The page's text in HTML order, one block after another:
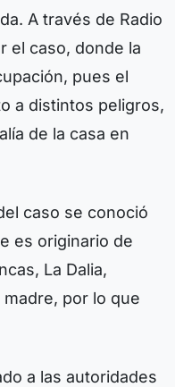
A través de Radio
el caso, donde la
pues el
a distintos peligros,
de la casa en
caso se conoció
es originario de
La Dalia,
por lo que
a las autoridades